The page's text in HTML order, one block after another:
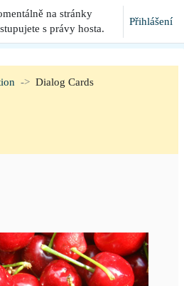
na stránky
s právy hosta.
Přihlášení
Dialog Cards